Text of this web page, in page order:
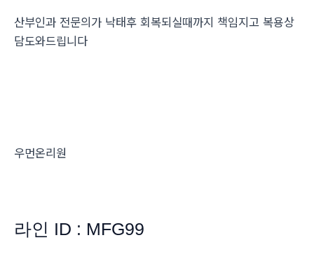
산부인과 전문의가 낙태후 회복되실때까지 책임지고 복용상
담도와드립니다
우먼온리원
라인 ID : MFG99